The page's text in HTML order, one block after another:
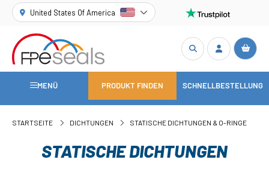
United States Of America
MENÜ PRODUKT FINDEN SCHNELLBESTELLUNG
STARTSEITE DICHTUNGEN STATISCHE DICHTUNGEN & O-RINGE
STATISCHE DICHTUNGEN